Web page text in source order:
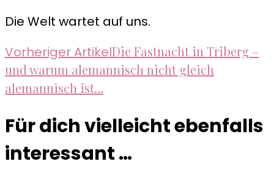
Die Welt wartet auf uns.
Beitragsnavigation
Vorheriger ArtikelDie Fastnacht in Triberg –
und warum alemannisch nicht gleich
alemannisch ist…
Für dich vielleicht ebenfalls
interessant …